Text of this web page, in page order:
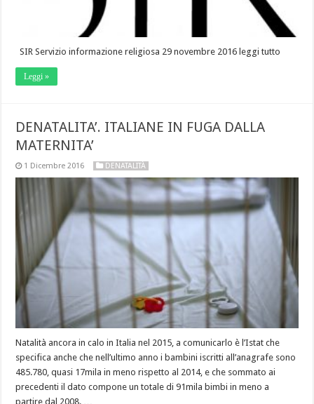
SIR Servizio informazione religiosa 29 novembre 2016 leggi tutto
Leggi »
DENATALITA’. ITALIANE IN FUGA DALLA
MATERNITA’
1 Dicembre 2016 DENATALITÀ
Natalità ancora in calo in Italia nel 2015, a comunicarlo è l’Istat che
specifica anche che nell’ultimo anno i bambini iscritti all’anagrafe sono
485.780, quasi 17mila in meno rispetto al 2014, e che sommato ai
precedenti il dato compone un totale di 91mila bimbi in meno a
partire dal 2008. …